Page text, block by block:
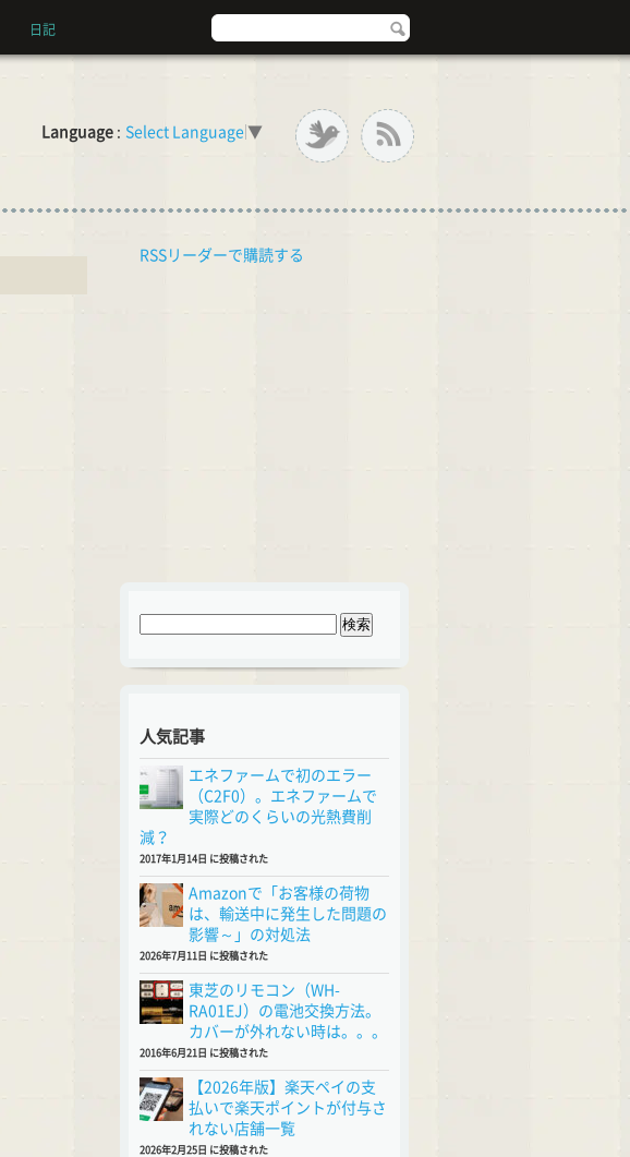
日記
Language : Select Language ▼
RSSリーダーで購読する
人気記事
エネファームで初のエラー
（C2F0）。エネファームで
実際どのくらいの光熱費削
減？
2017年1月14日 に投稿された
Amazonで「お客様の荷物
は、輸送中に発生した問題の
影響～」の対処法
2026年7月11日 に投稿された
東芝のリモコン（WH-
RA01EJ）の電池交換方法。
カバーが外れない時は。。。
2016年6月21日 に投稿された
【2026年版】楽天ペイの支
払いで楽天ポイントが付与さ
れない店舗一覧
2026年2月25日 に投稿された